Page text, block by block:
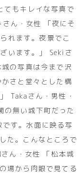
てもキレイな写真で
ん・女性 「夜にそ
れます。夜景でこ
います。」 Sekiさ
の写真は今まで沢
さと堂々とした構
Takaさん・男性・
無い城下町だった
す。水面に映る写
た。こんなところで
ん・女性 「松本城
場から肉眼で見てる